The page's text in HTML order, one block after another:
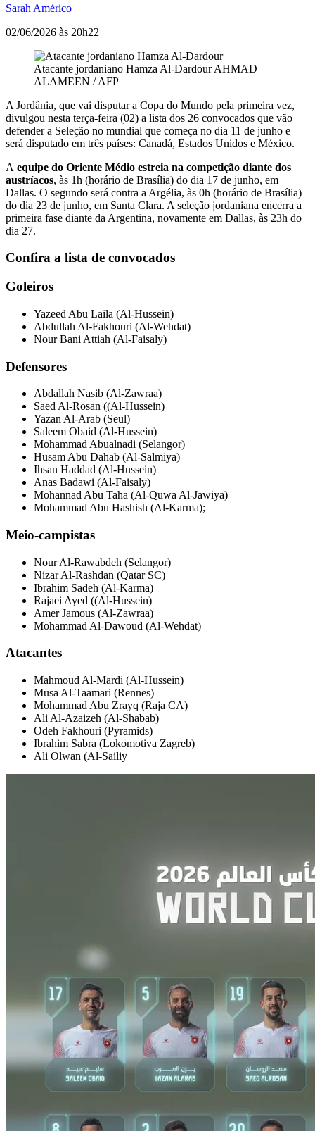
Sarah Américo
02/06/2026 às 20h22
Atacante jordaniano Hamza Al-Dardour AHMAD
ALAMEEN / AFP
A Jordânia, que vai disputar a Copa do Mundo pela primeira vez,
divulgou nesta terça-feira (02) a lista dos 26 convocados que vão
defender a Seleção no mundial que começa no dia 11 de junho e
será disputado em três países: Canadá, Estados Unidos e México.
A equipe do Oriente Médio estreia na competição diante dos
austríacos, às 1h (horário de Brasília) do dia 17 de junho, em
Dallas. O segundo será contra a Argélia, às 0h (horário de Brasília)
do dia 23 de junho, em Santa Clara. A seleção jordaniana encerra a
primeira fase diante da Argentina, novamente em Dallas, às 23h do
dia 27.
Confira a lista de convocados
Goleiros
Yazeed Abu Laila (Al-Hussein)
Abdullah Al-Fakhouri (Al-Wehdat)
Nour Bani Attiah (Al-Faisaly)
Defensores
Abdallah Nasib (Al-Zawraa)
Saed Al-Rosan ((Al-Hussein)
Yazan Al-Arab (Seul)
Saleem Obaid (Al-Hussein)
Mohammad Abualnadi (Selangor)
Husam Abu Dahab (Al-Salmiya)
Ihsan Haddad (Al-Hussein)
Anas Badawi (Al-Faisaly)
Mohannad Abu Taha (Al-Quwa Al-Jawiya)
Mohammad Abu Hashish (Al-Karma);
Meio-campistas
Nour Al-Rawabdeh (Selangor)
Nizar Al-Rashdan (Qatar SC)
Ibrahim Sadeh (Al-Karma)
Rajaei Ayed ((Al-Hussein)
Amer Jamous (Al-Zawraa)
Mohammad Al-Dawoud (Al-Wehdat)
Atacantes
Mahmoud Al-Mardi (Al-Hussein)
Musa Al-Taamari (Rennes)
Mohammad Abu Zrayq (Raja CA)
Ali Al-Azaizeh (Al-Shabab)
Odeh Fakhouri (Pyramids)
Ibrahim Sabra (Lokomotiva Zagreb)
Ali Olwan (Al-Sailiy